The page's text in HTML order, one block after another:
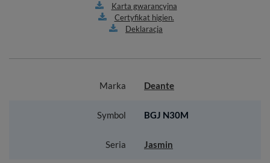
Karta gwarancyjna
Certyfikat higien.
Deklaracja
Marka Deante
Symbol BGJ N30M
Seria Jasmin